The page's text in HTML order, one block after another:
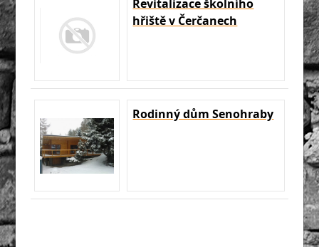
Revitalizace školního
hřiště v Čerčanech
Rodinný dům Senohraby